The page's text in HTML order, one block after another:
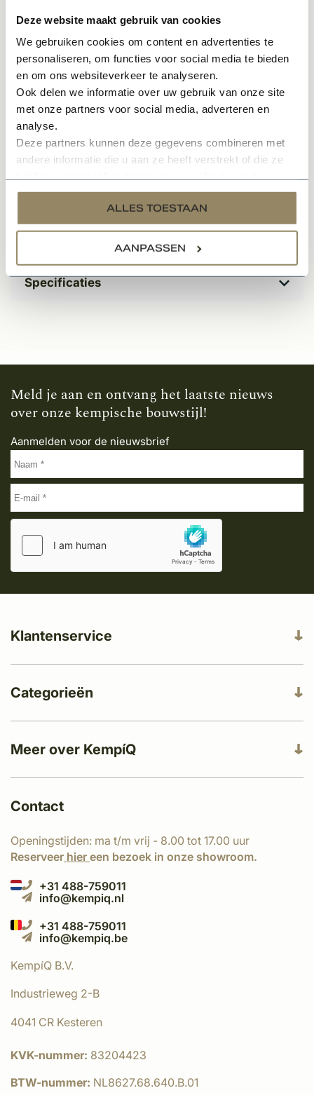
Deze website maakt gebruik van cookies
We gebruiken cookies om content en advertenties te
personaliseren, om functies voor social media te bieden
en om ons websiteverkeer te analyseren.
Ook delen we informatie over uw gebruik van onze site
met onze partners voor social media, adverteren en
analyse.
Deze partners kunnen deze gegevens combineren met
andere informatie die u aan ze heeft verstrekt of die ze
services.
ALLES TOESTAAN
AANPASSEN
waardoor de gietresten worden verwijderd, zonder het
verder te polijsten. Na langdurig gebruik zal het brons
op een natuurlijke manier opgepoetst worden, en komt
er een lichte glans tevoorschijn.
Eigenschappen Dauby decoratief beslag
• Unieke afwerking
• Tijdloos
• In meerdere kleuren en varianten leverbaar
• Onderhoudsvriendelijk materiaal
Specificaties
Meld je aan en ontvang het laatste nieuws
over onze kempische bouwstijl!
Aanmelden voor de nieuwsbrief
Meer over KempíQ
Klantenservice
Categorieën
Contact
Openingstijden: ma t/m vrij - 8.00 tot 17.00 uur
Reserveer hier een bezoek in onze showroom.
+31 488-759011
info@kempiq.nl
+31 488-759011
info@kempiq.be
KempíQ B.V.
Industrieweg 2-B
4041 CR Kesteren
KVK-nummer: 83204423
BTW-nummer: NL8627.68.640.B.01